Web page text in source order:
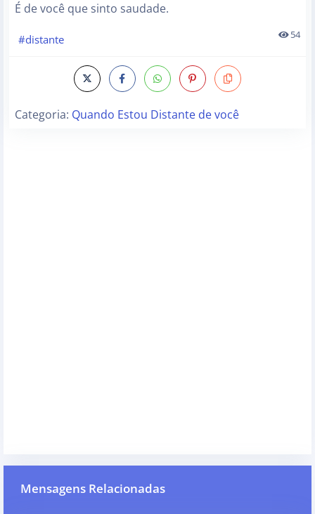
É de você que sinto saudade.
#distante 54
Categoria: Quando Estou Distante de você
Mensagens Relacionadas